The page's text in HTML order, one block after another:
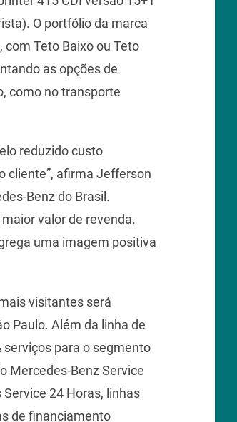
O portfólio da marca
com Teto Baixo ou Teto
as opções de
como no transporte
reduzido custo
cliente”, afirma Jefferson
Benz do Brasil.
valor de revenda.
uma imagem positiva
visitantes será
Paulo. Além da linha de
para o segmento
Mercedes-Benz Service
24 Horas, linhas
de financiamento